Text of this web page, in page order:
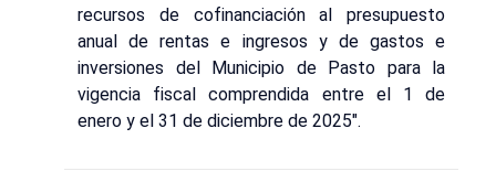
recursos de cofinanciación al presupuesto
anual de rentas e ingresos y de gastos e
inversiones del Municipio de Pasto para la
vigencia fiscal comprendida entre el 1 de
enero y el 31 de diciembre de 2025".